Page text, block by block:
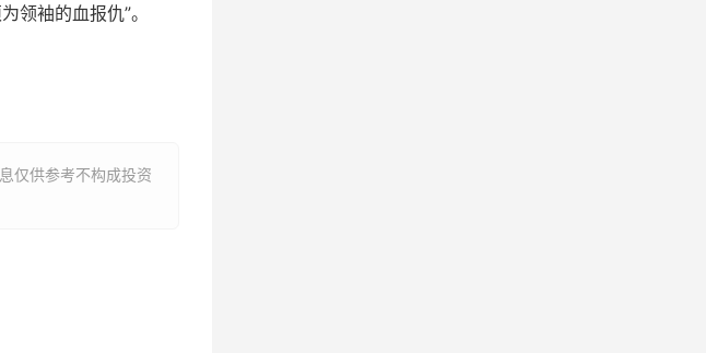
领袖的血报仇”。
仅供参考不构成投资